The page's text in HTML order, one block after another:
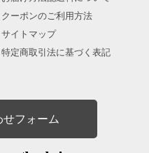
クーポンのご利用方法
サイトマップ
特定商取引法に基づく表記
せフォーム